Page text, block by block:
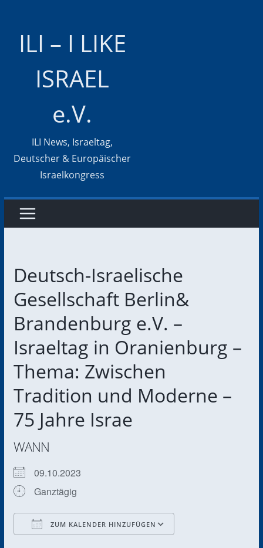
ILI – I LIKE
ISRAEL
e.V.
ILI News, Israeltag,
Deutscher & Europäischer
Israelkongress
Deutsch-Israelische
Gesellschaft Berlin&
Brandenburg e.V. –
Israeltag in Oranienburg –
Thema: Zwischen
Tradition und Moderne –
75 Jahre Israe
WANN
09.10.2023
Ganztägig
ZUM KALENDER HINZUFÜGEN